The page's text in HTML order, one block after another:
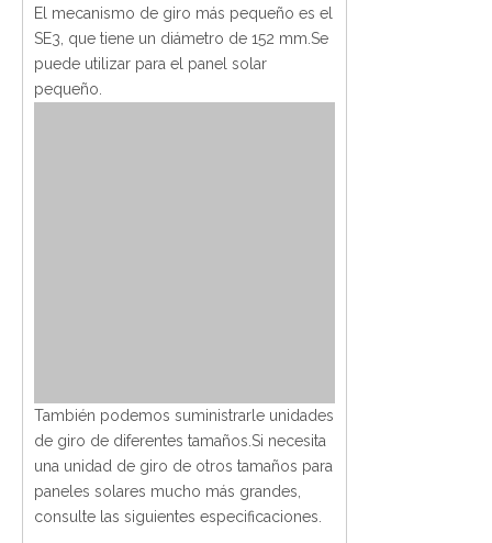
El mecanismo de giro más pequeño es el
SE3, que tiene un diámetro de 152 mm.Se
puede utilizar para el panel solar
pequeño.
También podemos suministrarle unidades
de giro de diferentes tamaños.Si necesita
una unidad de giro de otros tamaños para
paneles solares mucho más grandes,
consulte las siguientes especificaciones.